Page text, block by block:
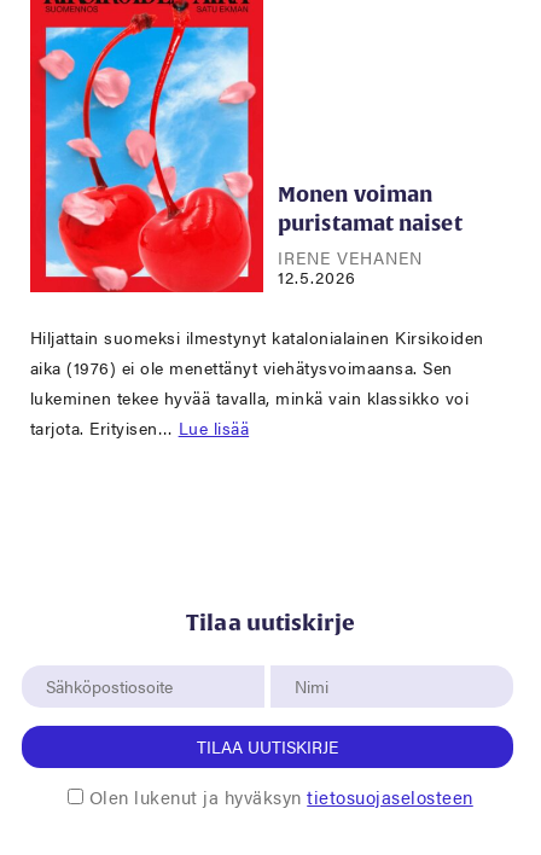
Monen voiman
puristamat naiset
IRENE VEHANEN
12.5.2026
Hiljattain suomeksi ilmestynyt katalonialainen Kirsikoiden
aika (1976) ei ole menettänyt viehätysvoimaansa. Sen
lukeminen tekee hyvää tavalla, minkä vain klassikko voi
tarjota. Erityisen… Lue lisää
Tilaa uutiskirje
TILAA UUTISKIRJE
Olen lukenut ja hyväksyntietosuojaselosteen